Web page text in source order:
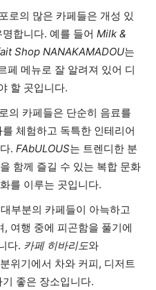
로의 많은 카페들은 개성 있
합니다. 예를 들어 Milk &
Shop NANAKAMADOU는
페 메뉴로 잘 알려져 있어 디
할 곳입니다.
의 카페들은 단순히 음료를
체험하고 독특한 인테리어
. FAbULOUS는 트렌디한 분
함께 즐길 수 있는 복합 문화
를 이루는 곳입니다.
부분의 카페들이 아늑하고
여행 중에 피곤함을 풀기에
다. 카페 히바리도와
위기에서 차와 커피, 디저트
좋은 장소입니다.